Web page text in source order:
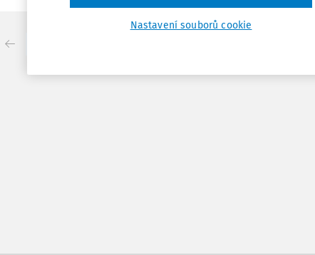
Nastavení souborů cookie